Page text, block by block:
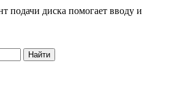
подачи диска помогает вводу и